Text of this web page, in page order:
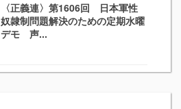
〈正義連〉第1606回 日本軍性
奴隷制問題解決のための定期水曜
デモ 声...